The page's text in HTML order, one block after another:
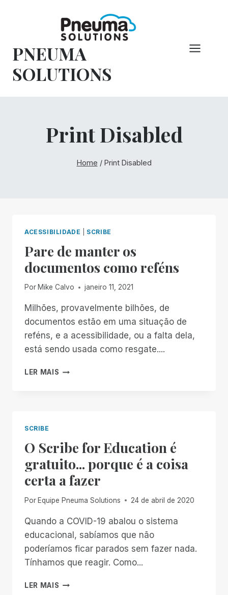
conteúdo
PNEUMA
SOLUTIONS
Print Disabled
Home / Print Disabled
ACESSIBILIDADE SCRIBE
Pare de manter os
documentos como reféns
Por Mike Calvo janeiro 11, 2021
Milhões, provavelmente bilhões, de
documentos estão em uma situação de
reféns, e a acessibilidade, ou a falta dela,
está sendo usada como resgate....
LER MAIS PARE
SCRIBE
O Scribe for Education é
gratuito... porque é a coisa
certa a fazer
Por Equipe Pneuma Solutions 24 de abril de 2020
Quando a COVID-19 abalou o sistema
educacional, sabíamos que não
poderíamos ficar parados sem fazer nada.
Tínhamos que reagir. Como...
LER MAIS